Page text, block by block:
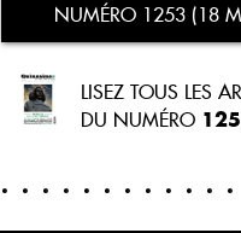
NUMÉRO 1253 (18
LISEZ TOUS LES
DU NUMÉRO